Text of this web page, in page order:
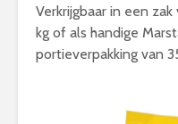
Verkrijgbaar in een
kg of als handige
portieverpakking van